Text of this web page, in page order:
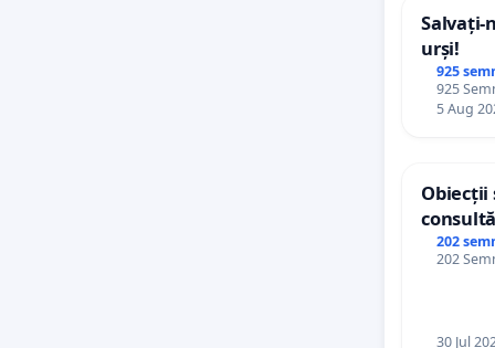
Salvați-
urși!
925
925
5 Aug
Obiecții
Plan
Ialoveni
202
202
30 Jul